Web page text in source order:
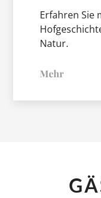
Erfahren Sie
Natur.
Mehr